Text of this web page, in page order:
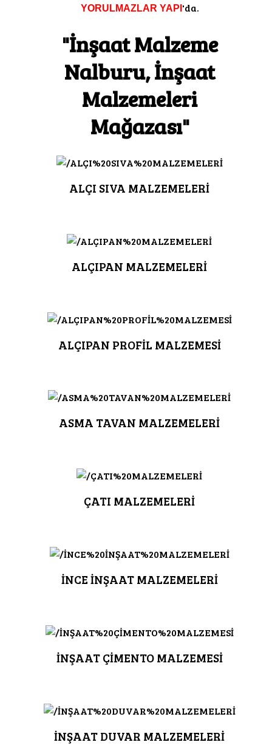
YORULMAZLAR YAPI 'da.
"İnşaat Malzeme
Nalburu, İnşaat
Malzemeleri
Mağazası"
ALÇI SIVA MALZEMELERİ
ALÇIPAN MALZEMELERİ
ALÇIPAN PROFİL MALZEMESİ
ASMA TAVAN MALZEMELERİ
ÇATI MALZEMELERİ
İNCE İNŞAAT MALZEMELERİ
İNŞAAT ÇİMENTO MALZEMESİ
İNŞAAT DUVAR MALZEMELERİ